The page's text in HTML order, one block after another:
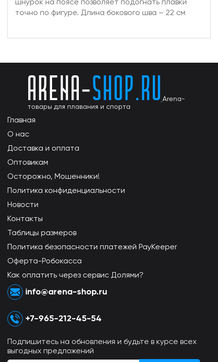
точно по фигуре. Длина бокового шва – 22 см
Arena-
товары для плавания и спорта
Главная
О нас
Доставка и оплата
Оптовикам
Осторожно, Мошенники!
Политика конфиденциальности
Новости
Контакты
Таблицы размеров
Политика безопасности платежей PayKeeper
Оферта-Робокасса
Как оплатить через сервис Долями?
info@arena-shop.ru
+7-965-212-45-54
Подпишитесь на обновления и будьте в курсе всех
выгодных предложений